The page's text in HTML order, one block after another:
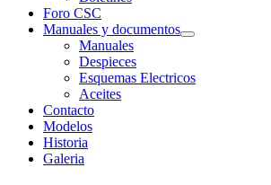
Foro CSC
Manuales y documentos
Manuales
Despieces
Esquemas Electricos
Aceites
Contacto
Modelos
Historia
Galeria